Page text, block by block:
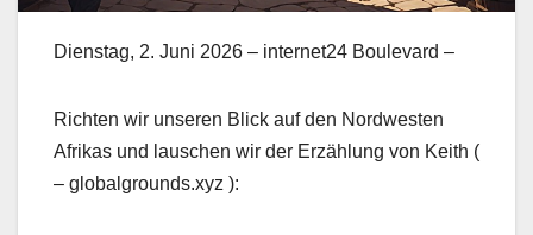
Dienstag, 2. Juni 2026 – internet24 Boulevard –
Richten wir unseren Blick auf den Nordwesten
Afrikas und lauschen wir der Erzählung von Keith (
– globalgrounds.xyz ):